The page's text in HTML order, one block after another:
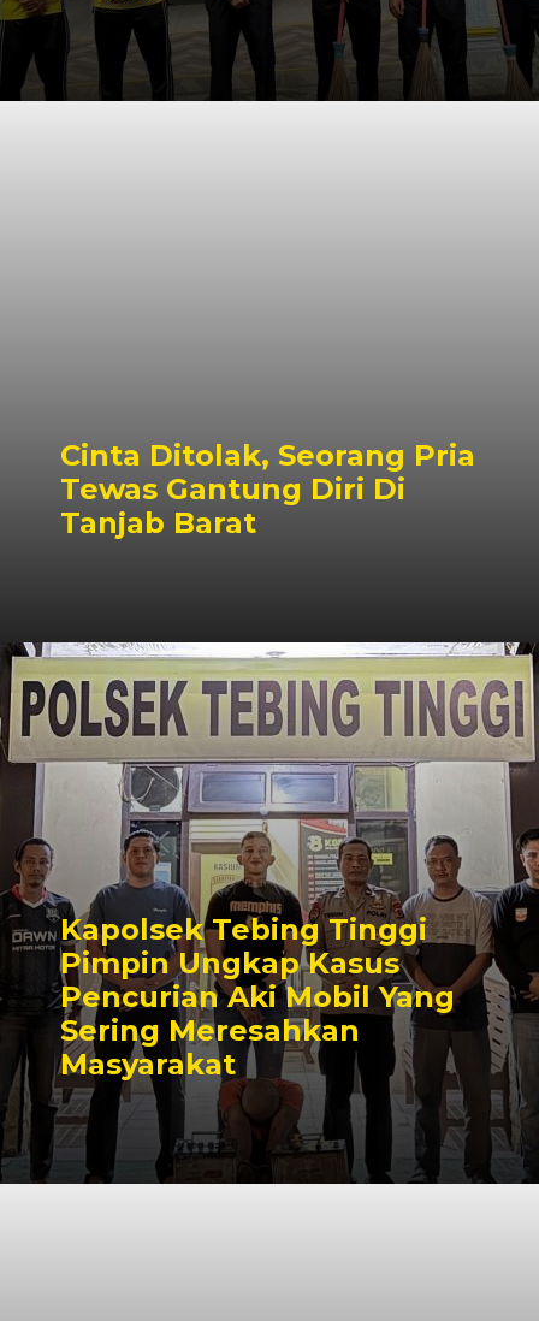
Cinta Ditolak, Seorang Pria
Tewas Gantung Diri Di
Tanjab Barat
Kapolsek Tebing Tinggi
Pimpin Ungkap Kasus
Pencurian Aki Mobil Yang
Sering Meresahkan
Masyarakat